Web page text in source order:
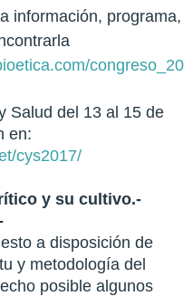
información, programa,
congreso_20
Salud del 13 al 15 de
en:
cys2017/
y su cultivo.-
a disposición de
y metodología del
posible algunos